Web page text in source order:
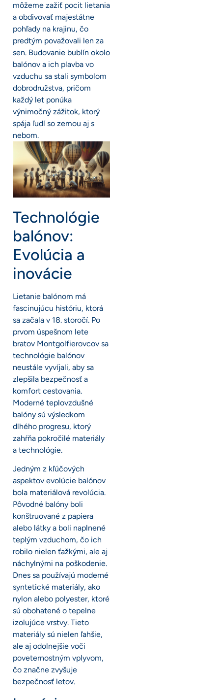
môžeme zažiť pocit lietania
a obdivovať majestátne
pohľady na krajinu, čo
predtým považovali len za
sen. Budovanie bublín okolo
balónov a ich plavba vo
vzduchu sa stali symbolom
dobrodružstva, pričom
každý let ponúka
výnimočný zážitok, ktorý
spája ľudí so zemou aj s
nebom.
Technológie
balónov:
Evolúcia a
inovácie
Lietanie balónom má
fascinujúcu históriu, ktorá
sa začala v 18. storočí. Po
prvom úspešnom lete
bratov Montgolfierovcov sa
technológie balónov
neustále vyvíjali, aby sa
zlepšila bezpečnosť a
komfort cestovania.
Moderné teplovzdušné
balóny sú výsledkom
dlhého progresu, ktorý
zahŕňa pokročilé materiály
a technológie.
Jedným z kľúčových
aspektov evolúcie balónov
bola materiálová revolúcia.
Pôvodné balóny boli
konštruované z papiera
alebo látky a boli naplnené
teplým vzduchom, čo ich
robilo nielen ťažkými, ale aj
náchylnými na poškodenie.
Dnes sa používajú moderné
syntetické materiály, ako
nylon alebo polyester, ktoré
sú obohatené o tepelne
izolujúce vrstvy. Tieto
materiály sú nielen ľahšie,
ale aj odolnejšie voči
poveternostným vplyvom,
čo značne zvyšuje
bezpečnosť letov.